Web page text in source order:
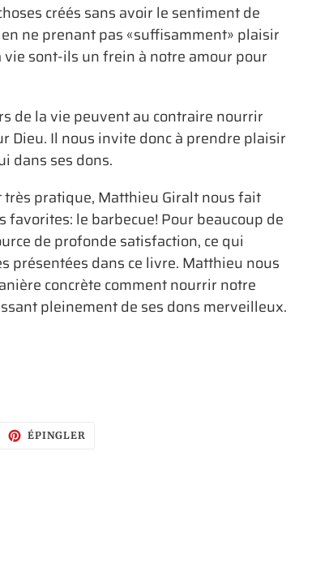
créés sans avoir le sentiment de
ne prenant pas «suffisamment» plaisir
sont-ils un frein à notre amour pour
de la vie peuvent au contraire nourrir
Dieu. Il nous invite donc à prendre plaisir
dans ses dons.
très pratique, Matthieu Giralt nous fait
favorites: le barbecue! Pour beaucoup de
de profonde satisfaction, ce qui
présentées dans ce livre. Matthieu nous
concrète comment nourrir notre
pleinement de ses dons merveilleux.
ÉPINGLER